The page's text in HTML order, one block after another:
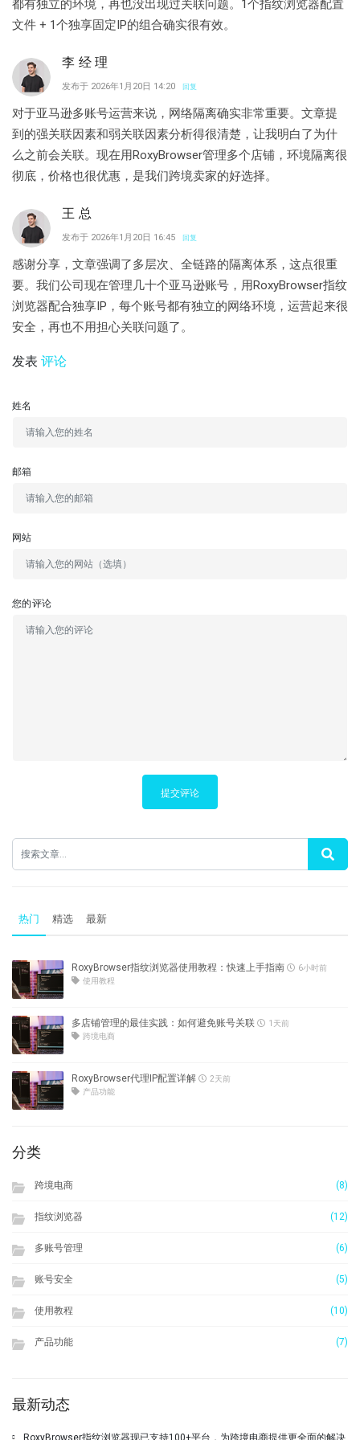
都有独立的环境，再也没出现过关联问题。1个指纹浏览器配置
文件 + 1个独享固定IP的组合确实很有效。
李经理
发布于 2026年1月20日 14:20 回复
对于亚马逊多账号运营来说，网络隔离确实非常重要。文章提
到的强关联因素和弱关联因素分析得很清楚，让我明白了为什
么之前会关联。现在用RoxyBrowser管理多个店铺，环境隔离很
彻底，价格也很优惠，是我们跨境卖家的好选择。
王总
发布于 2026年1月20日 16:45 回复
感谢分享，文章强调了多层次、全链路的隔离体系，这点很重
要。我们公司现在管理几十个亚马逊账号，用RoxyBrowser指纹
浏览器配合独享IP，每个账号都有独立的网络环境，运营起来很
安全，再也不用担心关联问题了。
发表 评论
姓名
邮箱
网站
您的评论
提交评论
热门 精选 最新
RoxyBrowser指纹浏览器使用教程：快速上手指南
6小时前
使用教程
多店铺管理的最佳实践：如何避免账号关联
1天前
跨境电商
RoxyBrowser代理IP配置详解
2天前
产品功能
分类
跨境电商 (8)
指纹浏览器 (12)
多账号管理 (6)
账号安全 (5)
使用教程 (10)
产品功能 (7)
最新动态